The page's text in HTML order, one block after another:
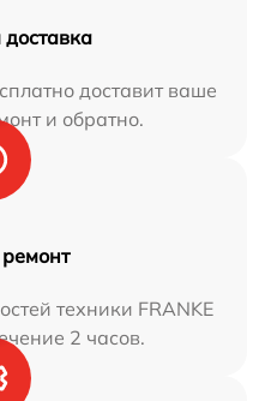
доставит ваше
и обратно.
техники FRANKE
2 часов.